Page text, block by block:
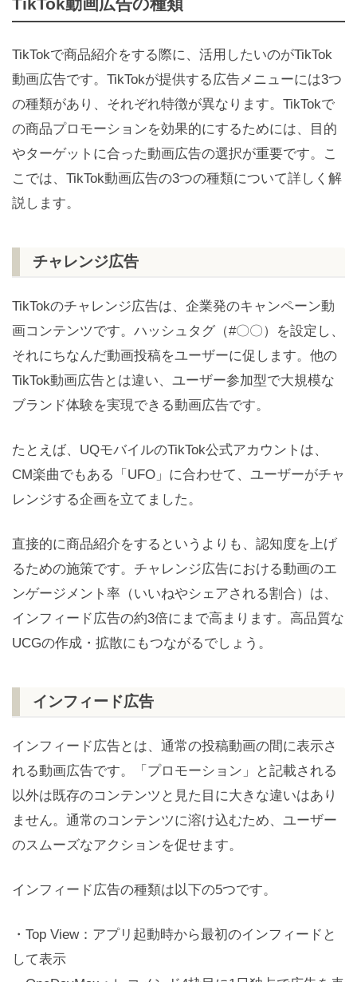
TikTokで商品紹介をする際に、活用したいのがTikTok
動画広告です。TikTokが提供する広告メニューには3つ
の種類があり、それぞれ特徴が異なります。TikTokで
の商品プロモーションを効果的にするためには、目的
やターゲットに合った動画広告の選択が重要です。こ
こでは、TikTok動画広告の3つの種類について詳しく解
説します。
チャレンジ広告
TikTokのチャレンジ広告は、企業発のキャンペーン動
画コンテンツです。ハッシュタグ（#〇〇）を設定し、
それにちなんだ動画投稿をユーザーに促します。他の
TikTok動画広告とは違い、ユーザー参加型で大規模な
ブランド体験を実現できる動画広告です。
たとえば、UQモバイルのTikTok公式アカウントは、
CM楽曲でもある「UFO」に合わせて、ユーザーがチャ
レンジする企画を立てました。
直接的に商品紹介をするというよりも、認知度を上げ
るための施策です。チャレンジ広告における動画のエ
ンゲージメント率（いいねやシェアされる割合）は、
インフィード広告の約3倍にまで高まります。高品質な
UCGの作成・拡散にもつながるでしょう。
インフィード広告
インフィード広告とは、通常の投稿動画の間に表示さ
れる動画広告です。「プロモーション」と記載される
以外は既存のコンテンツと見た目に大きな違いはあり
ません。通常のコンテンツに溶け込むため、ユーザー
のスムーズなアクションを促せます。
インフィード広告の種類は以下の5つです。
・Top View：アプリ起動時から最初のインフィードと
して表示